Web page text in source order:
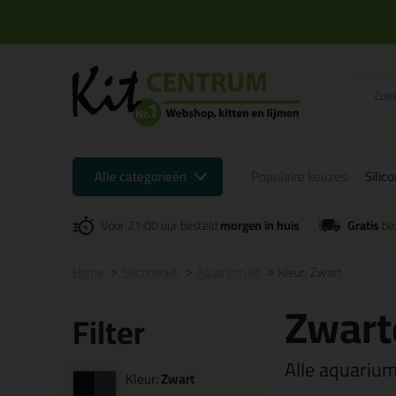
Alle categorieën
Voor 21:00 uur besteldmorgen in huis Gratis
Kleur: Zwart
Filter
Kleur:Zwart
Alle